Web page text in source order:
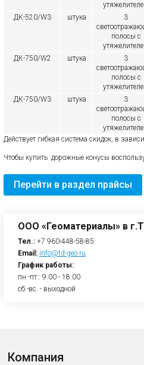
ДК-520/W3 штука
3
полосы с
ДК-750/W2 штука
3
полосы с
ДК-750/W3 штука
3
полосы с
Действует гибкая система скидок, в
Чтобы купить дорожные конусы
Перейти в раздел прайсы
ООО «Геоматериалы» в
Тел.: +7 960-448-58-85
Email: info@td-geo.ru
График работы:
пн.-пт.: 9.00 - 18.00
сб.-вс. - выходной
Компания